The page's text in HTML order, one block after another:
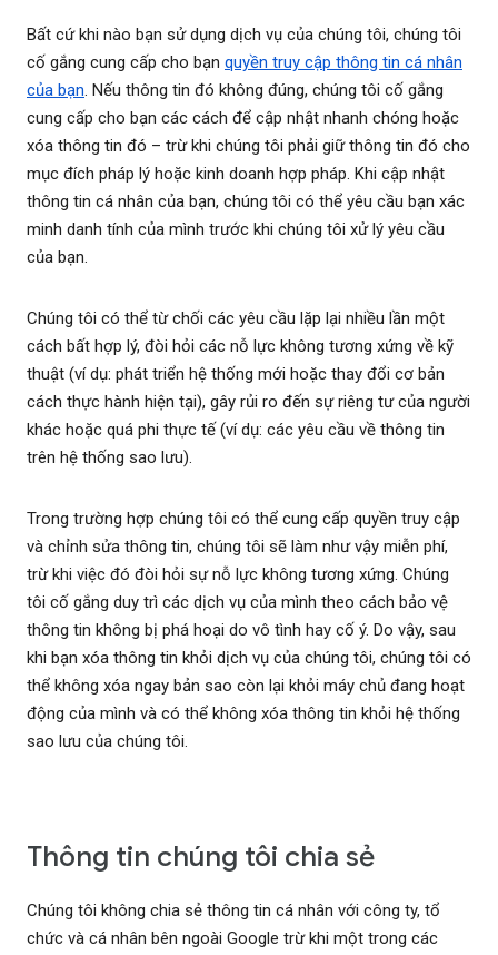
Bất cứ khi nào bạn sử dụng dịch vụ của chúng tôi, chúng tôi
cố gắng cung cấp cho bạn quyền truy cập thông tin cá nhân
của bạn. Nếu thông tin đó không đúng, chúng tôi cố gắng
cung cấp cho bạn các cách để cập nhật nhanh chóng hoặc
xóa thông tin đó – trừ khi chúng tôi phải giữ thông tin đó cho
mục đích pháp lý hoặc kinh doanh hợp pháp. Khi cập nhật
thông tin cá nhân của bạn, chúng tôi có thể yêu cầu bạn xác
minh danh tính của mình trước khi chúng tôi xử lý yêu cầu
của bạn.
Chúng tôi có thể từ chối các yêu cầu lặp lại nhiều lần một
cách bất hợp lý, đòi hỏi các nỗ lực không tương xứng về kỹ
thuật (ví dụ: phát triển hệ thống mới hoặc thay đổi cơ bản
cách thực hành hiện tại), gây rủi ro đến sự riêng tư của người
khác hoặc quá phi thực tế (ví dụ: các yêu cầu về thông tin
trên hệ thống sao lưu).
Trong trường hợp chúng tôi có thể cung cấp quyền truy cập
và chỉnh sửa thông tin, chúng tôi sẽ làm như vậy miễn phí,
trừ khi việc đó đòi hỏi sự nỗ lực không tương xứng. Chúng
tôi cố gắng duy trì các dịch vụ của mình theo cách bảo vệ
thông tin không bị phá hoại do vô tình hay cố ý. Do vậy, sau
khi bạn xóa thông tin khỏi dịch vụ của chúng tôi, chúng tôi có
thể không xóa ngay bản sao còn lại khỏi máy chủ đang hoạt
động của mình và có thể không xóa thông tin khỏi hệ thống
sao lưu của chúng tôi.
Thông tin chúng tôi chia sẻ
Chúng tôi không chia sẻ thông tin cá nhân với công ty, tổ
chức và cá nhân bên ngoài Google trừ khi một trong các